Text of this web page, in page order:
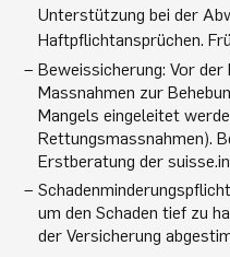
Unterstützung bei der
Haftpflichtansprüchen.
Beweissicherung: Vor
Massnahmen zur
Mangels eingeleitet
Rettungsmassnahmen).
Erstberatung der
um den Schaden tief zu
der Versicherung